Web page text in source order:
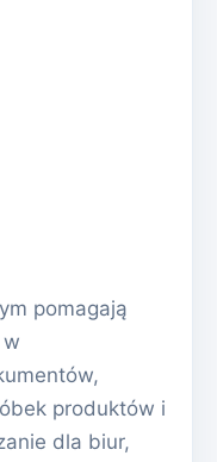
pomagają
produktów i
dla biur,